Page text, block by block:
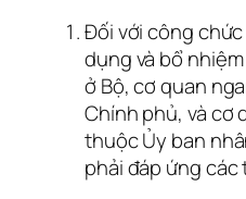
Đối với công
dụng và bổ
ở Bộ, cơ quan
Chính phủ, và cơ
thuộc Ủy ban
phải đáp ứng các